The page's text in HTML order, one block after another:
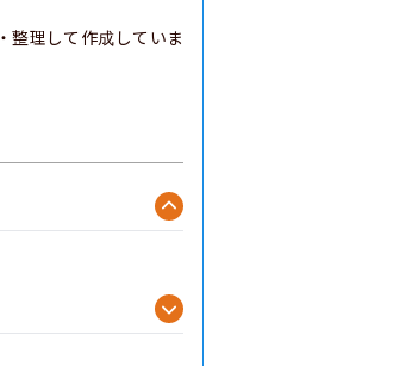
整理して作成していま